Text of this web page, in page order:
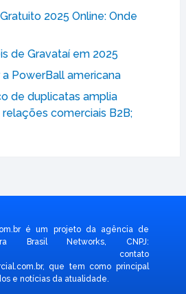
2025 Online: Onde
de Gravataí em 2025
PowerBall americana
de duplicatas amplia
comerciais B2B;
é um projeto da agência de
Brasil Networks, CNPJ:
0001-07, contato
, que tem como principal
e notícias da atualidade.